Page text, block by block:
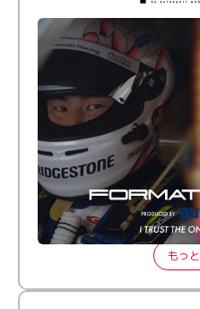
倒す相手を、信じてる
【FORMATION LAP
2026
もっ